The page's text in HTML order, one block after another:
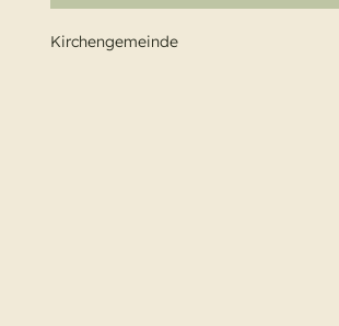
Kirchengemeinde